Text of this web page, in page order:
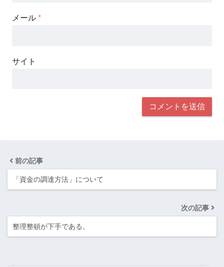
メール *
サイト
前の記事
「資金の調達方法」について
次の記事
整理整頓が下手である。